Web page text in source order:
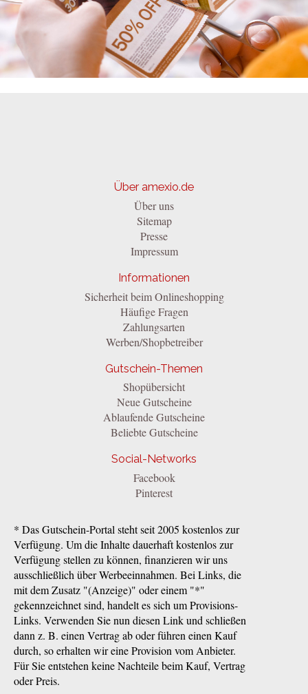
Über amexio.de
Über uns
Sitemap
Presse
Impressum
Informationen
Sicherheit beim Onlineshopping
Häufige Fragen
Zahlungsarten
Werben/Shopbetreiber
Gutschein-Themen
Shopübersicht
Neue Gutscheine
Ablaufende Gutscheine
Beliebte Gutscheine
Social-Networks
Facebook
Pinterest
* Das Gutschein-Portal steht seit 2005 kostenlos zur
Verfügung. Um die Inhalte dauerhaft kostenlos zur
Verfügung stellen zu können, finanzieren wir uns
ausschließlich über Werbeeinnahmen. Bei Links, die
mit dem Zusatz "(Anzeige)" oder einem "*"
gekennzeichnet sind, handelt es sich um Provisions-
Links. Verwenden Sie nun diesen Link und schließen
dann z. B. einen Vertrag ab oder führen einen Kauf
durch, so erhalten wir eine Provision vom Anbieter.
Für Sie entstehen keine Nachteile beim Kauf, Vertrag
oder Preis.